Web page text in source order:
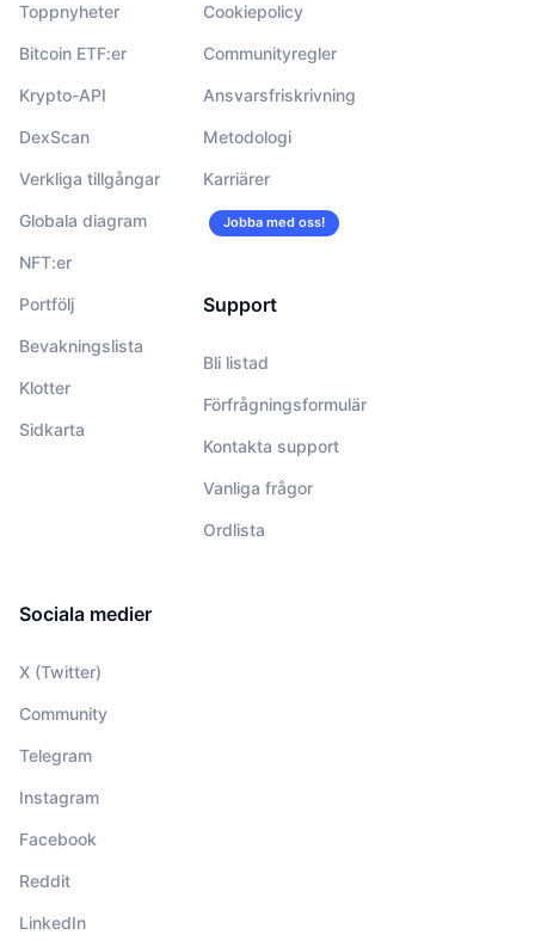
Toppnyheter
Bitcoin ETF:er
Krypto-API
DexScan
Verkliga tillgångar
Globala diagram
NFT:er
Portfölj
Bevakningslista
Klotter
Sidkarta
Cookiepolicy
Communityregler
Ansvarsfriskrivning
Metodologi
Karriärer
Jobba med oss!
Support
Bli listad
Förfrågningsformulär
Kontakta support
Vanliga frågor
Ordlista
Sociala medier
X (Twitter)
Community
Telegram
Instagram
Facebook
Reddit
LinkedIn